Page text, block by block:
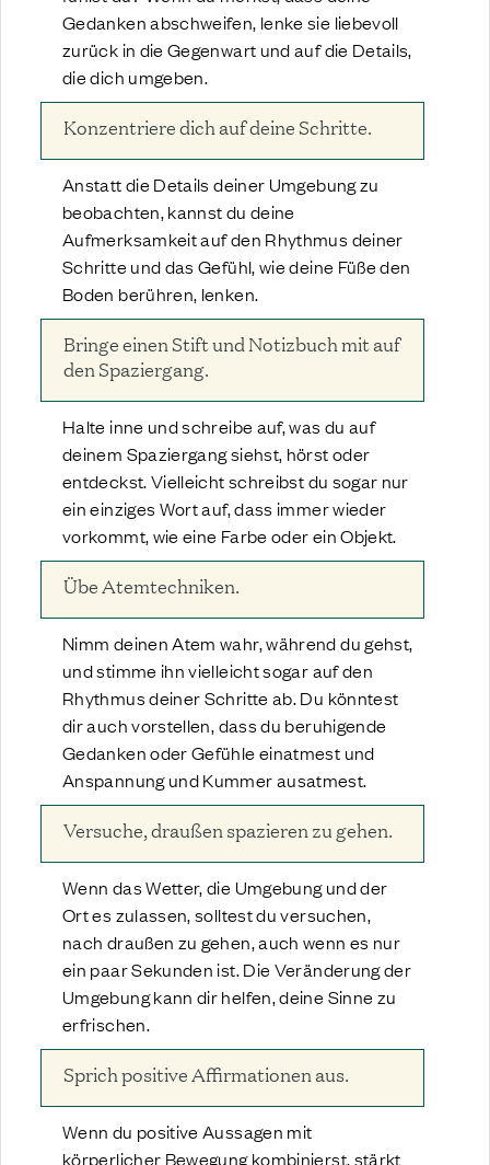
Gedanken abschweifen, lenke sie liebevoll
zurück in die Gegenwart und auf die Details,
die dich umgeben.
Konzentriere dich auf deine Schritte.
Anstatt die Details deiner Umgebung zu
beobachten, kannst du deine
Aufmerksamkeit auf den Rhythmus deiner
Schritte und das Gefühl, wie deine Füße den
Boden berühren, lenken.
Bringe einen Stift und Notizbuch mit auf
den Spaziergang.
Halte inne und schreibe auf, was du auf
deinem Spaziergang siehst, hörst oder
entdeckst. Vielleicht schreibst du sogar nur
ein einziges Wort auf, dass immer wieder
vorkommt, wie eine Farbe oder ein Objekt.
Übe Atemtechniken.
Nimm deinen Atem wahr, während du gehst,
und stimme ihn vielleicht sogar auf den
Rhythmus deiner Schritte ab. Du könntest
dir auch vorstellen, dass du beruhigende
Gedanken oder Gefühle einatmest und
Anspannung und Kummer ausatmest.
Versuche, draußen spazieren zu gehen.
Wenn das Wetter, die Umgebung und der
Ort es zulassen, solltest du versuchen,
nach draußen zu gehen, auch wenn es nur
ein paar Sekunden ist. Die Veränderung der
Umgebung kann dir helfen, deine Sinne zu
erfrischen.
Sprich positive Affirmationen aus.
Wenn du positive Aussagen mit
körperlicher Bewegung kombinierst, stärkt